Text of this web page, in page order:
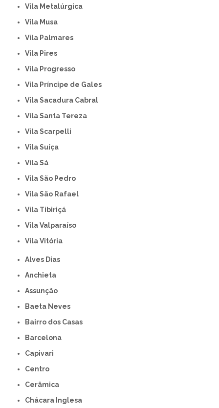
Vila Metalúrgica
Vila Musa
Vila Palmares
Vila Pires
Vila Progresso
Vila Príncipe de Gales
Vila Sacadura Cabral
Vila Santa Tereza
Vila Scarpelli
Vila Suíça
Vila Sá
Vila São Pedro
Vila São Rafael
Vila Tibiriçá
Vila Valparaíso
Vila Vitória
Alves Dias
Anchieta
Assunção
Baeta Neves
Bairro dos Casas
Barcelona
Capivari
Centro
Cerâmica
Chácara Inglesa